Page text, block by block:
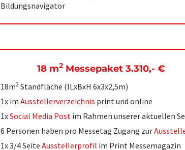
Bildungsnavigator
18 m2Messepaket 3.310,- €
18m2Standfläche (lLxBxH 6x3x2,5m)
1x im Ausstellerverzeichnis print und online
1xSocial Media Postim Rahmen unserer aktuellen
6 Personen haben pro Messetag Zugang zur
1x 3/4 Seite Ausstellerprofil im Print Messemagazin